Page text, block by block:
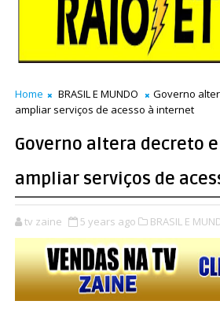
Home BRASIL E MUNDO
Governo
ampliar serviços de acesso à internet
Governo altera decreto
ampliar serviços de
tv zaine 5 years ago BRASIL E